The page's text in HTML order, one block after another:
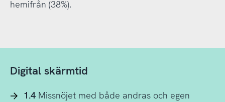
hemifrån (38%).
Digital skärmtid
1.4Missnöjet med både andras och egen